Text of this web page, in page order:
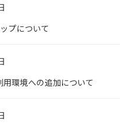
プについて
環境への追加について